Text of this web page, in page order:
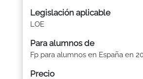
Legislación aplicable
LOE
Para alumnos de
Fp para alumnos en España en
Precio